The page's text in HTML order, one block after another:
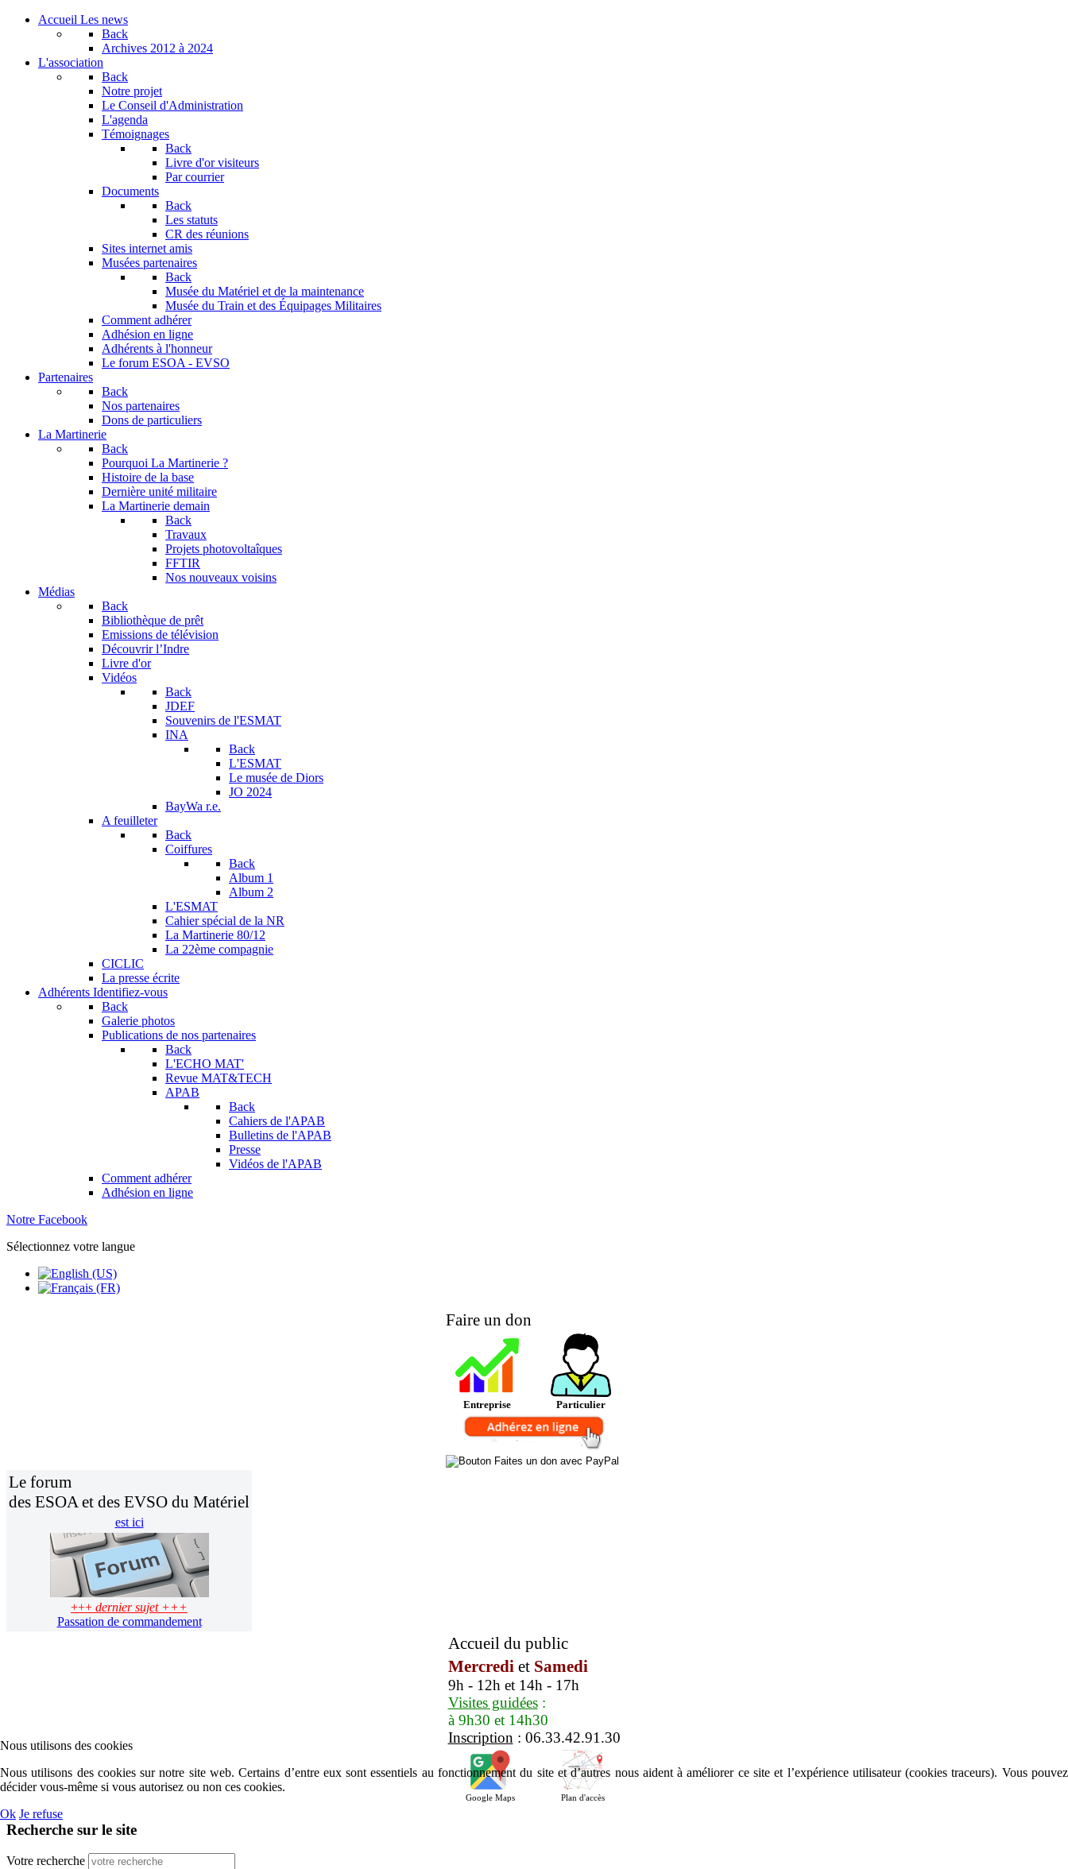
Accueil Les news
Back
Archives 2012 à 2024
L'association
Back
Notre projet
Le Conseil d'Administration
L'agenda
Témoignages
Back
Livre d'or visiteurs
Par courrier
Documents
Back
Les statuts
CR des réunions
Sites internet amis
Musées partenaires
Back
Musée du Matériel et de la maintenance
Musée du Train et des Équipages Militaires
Comment adhérer
Adhésion en ligne
Adhérents à l'honneur
Le forum ESOA - EVSO
Partenaires
Back
Nos partenaires
Dons de particuliers
La Martinerie
Back
Pourquoi La Martinerie ?
Histoire de la base
Dernière unité militaire
La Martinerie demain
Back
Travaux
Projets photovoltaîques
FFTIR
Nos nouveaux voisins
Médias
Back
Bibliothèque de prêt
Emissions de télévision
Découvrir l’Indre
Livre d'or
Vidéos
Back
JDEF
Souvenirs de l'ESMAT
INA
Back
L'ESMAT
Le musée de Diors
JO 2024
BayWa r.e.
A feuilleter
Back
Coiffures
Back
Album 1
Album 2
L'ESMAT
Cahier spécial de la NR
La Martinerie 80/12
La 22ème compagnie
CICLIC
La presse écrite
Adhérents Identifiez-vous
Back
Galerie photos
Publications de nos partenaires
Back
L'ECHO MAT'
Revue MAT&TECH
APAB
Back
Cahiers de l'APAB
Bulletins de l'APAB
Presse
Vidéos de l'APAB
Comment adhérer
Adhésion en ligne
Notre Facebook
Sélectionnez votre langue
Faire un don
Entreprise Particulier
Le forum
des ESOA et des EVSO du Matériel
est ici
+++ dernier sujet +++
Passation de commandement
Accueil du public
Mercredi et Samedi
9h - 12h et 14h - 17h
Visites guidées:
à 9h30 et 14h30
Inscription : 06.33.42.91.30
Google Maps Plan d'accès
Recherche sur le site
Votre recherche
Nous utilisons des cookies
Nous utilisons des cookies sur notre site web. Certains d’entre eux sont essentiels au fonctionnement du site et d’autres nous aident à améliorer ce site et l’expérience utilisateur (cookies traceurs). Vous pouvez
décider vous-même si vous autorisez ou non ces cookies.
Ok Je refuse